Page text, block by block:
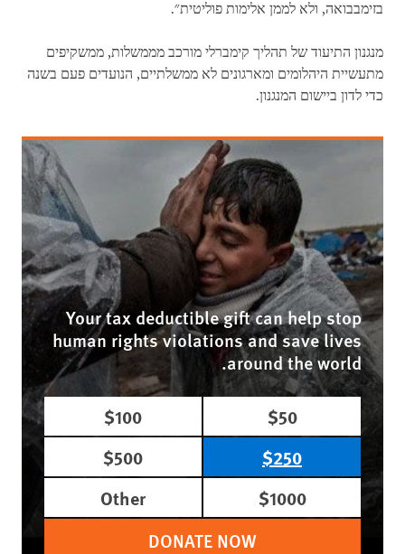
בזימבבואה, ולא לממן אלימות פוליטית".
מנגנון התיעוד של תהליך קימברלי מורכב מממשלות, ממשקיפים
מתעשיית היהלומים ומארגונים לא ממשלתיים, הנועדים פעם בשנה
כדי לדון ביישום המנגנון.
Your tax deductible gift can help stop
human rights violations and save lives
around the world.
$50
$100
$250
$500
$1000
Other
DONATE NOW